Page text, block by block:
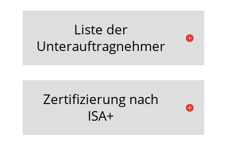
Liste der
Unterauftragnehmer
Zertifizierung nach
ISA+